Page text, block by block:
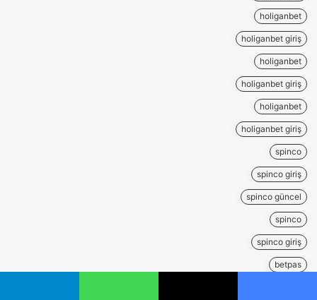
holiganbet
holiganbet giriş
holiganbet
holiganbet giriş
holiganbet
holiganbet giriş
spinco
spinco giriş
spinco güncel
spinco
spinco giriş
betpas